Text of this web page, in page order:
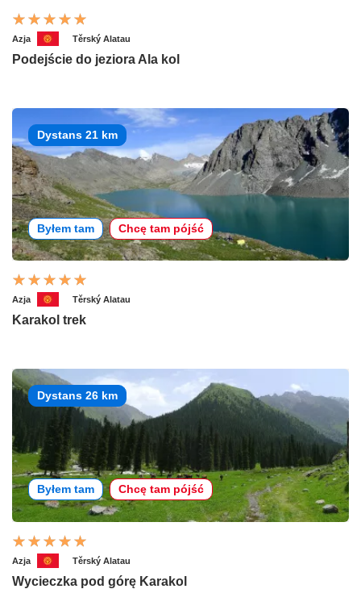
Azja Těrský Alatau
Podejście do jeziora Ala kol
Dystans 21 km
Byłem tam Chcę tam pójść
Azja Těrský Alatau
Karakol trek
Dystans 26 km
Byłem tam Chcę tam pójść
Azja Těrský Alatau
Wycieczka pod górę Karakol